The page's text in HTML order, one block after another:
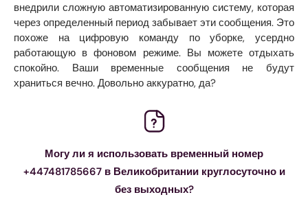
внедрили сложную автоматизированную систему, которая
через определенный период забывает эти сообщения. Это
похоже на цифровую команду по уборке, усердно
работающую в фоновом режиме. Вы можете отдыхать
спокойно. Ваши временные сообщения не будут
храниться вечно. Довольно аккуратно, да?
Могу ли я использовать временный номер
+447481785667 в Великобритании круглосуточно и
без выходных?